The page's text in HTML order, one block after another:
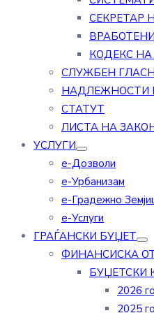
СЕКРЕТАР
КОДЕКС
СЛУЖБЕН
НАДЛЕЖНОСТИ
СТАТУТ
ЛИСТА НА
УСЛУГИ
е-Дозволи
е-Урбанизам
е-Градежно
е-Услуги
ГРАЃАНСКИ БУЏЕТ
ФИНАНСИСКА
БУЏЕТСКИ
2026
2025